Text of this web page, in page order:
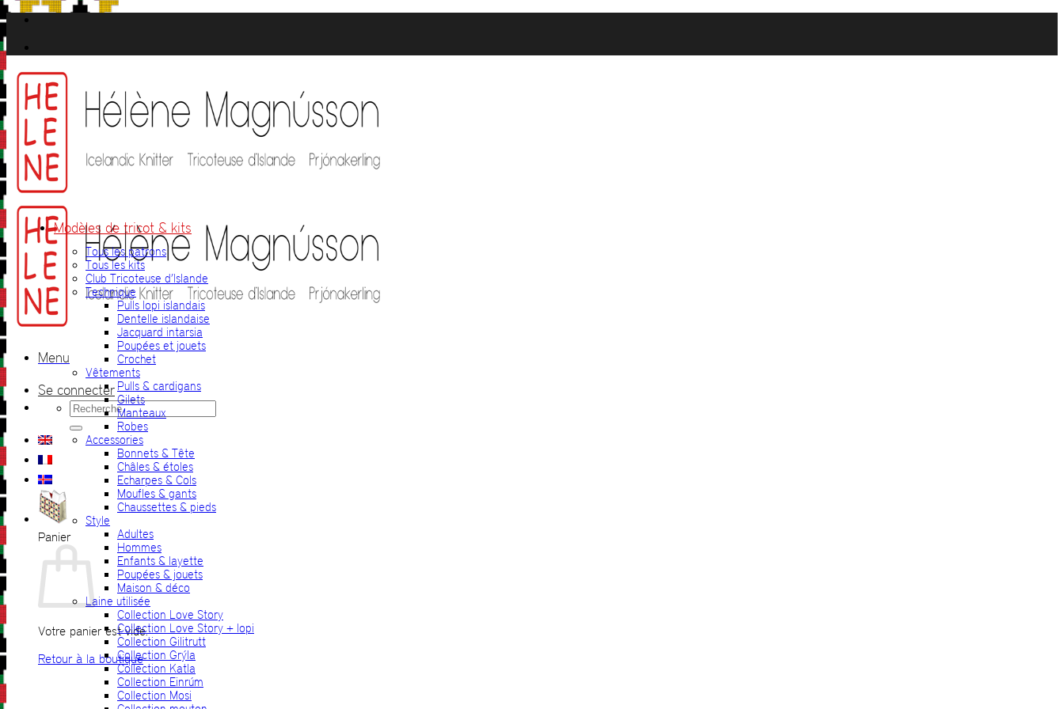
Passer
au
contenu
Menu
Se connecter
Recherche
pour :
Panier
Votre panier est vide.
Retour à la boutique
Modèles de tricot & kits
Tous les patrons
Tous les kits
Club Tricoteuse d’Islande
Technique
Pulls lopi islandais
Dentelle islandaise
Jacquard intarsia
Poupées et jouets
Crochet
Vêtements
Pulls & cardigans
Gilets
Manteaux
Robes
Accessories
Bonnets & Tête
Châles & étoles
Echarpes & Cols
Moufles & gants
Chaussettes & pieds
Style
Adultes
Hommes
Enfants & layette
Poupées & jouets
Maison & déco
Laine utilisée
Collection Love Story
Collection Love Story + lopi
Collection Gilitrutt
Collection Grýla
Collection Katla
Collection Einrúm
Collection Mosi